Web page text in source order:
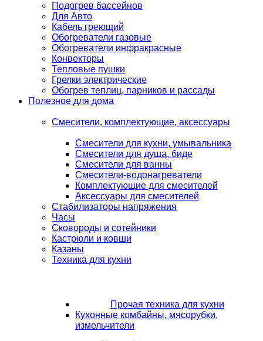
Подогрев бассейнов
Для Авто
Кабель греющий
Обогреватели газовые
Обогреватели инфракрасные
Конвекторы
Тепловые пушки
Грелки электрические
Обогрев теплиц, парников и рассады
Полезное для дома
Смесители, комплектующие, аксессуары
Смесители для кухни, умывальника
Смесители для душа, биде
Смесители для ванны
Смесители-водонагреватели
Комплектующие для смесителей
Аксессуары для смесителей
Стабилизаторы напряжения
Часы
Сковороды и сотейники
Кастрюли и ковши
Казаны
Техника для кухни
Прочая техника для кухни
Кухонные комбайны, мясорубки,
измельчители